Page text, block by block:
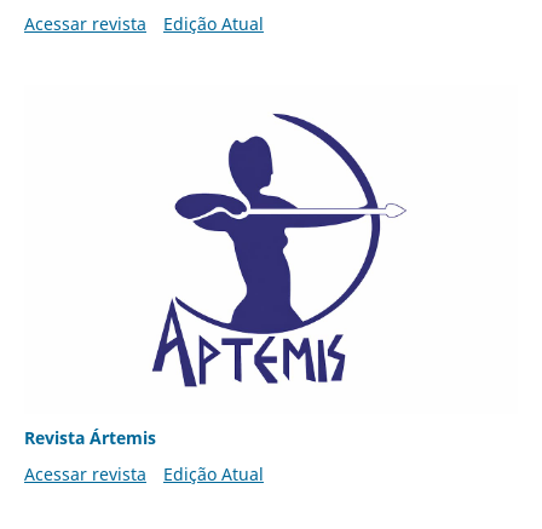
Acessar revista
Edição Atual
Revista Ártemis
Acessar revista
Edição Atual